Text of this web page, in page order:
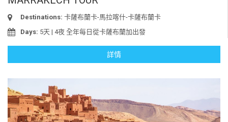
Destinations: 卡薩布蘭卡-馬拉喀什-卡薩布蘭卡
Days: 5天 | 4夜 全年每日從卡薩布蘭加出發
詳情